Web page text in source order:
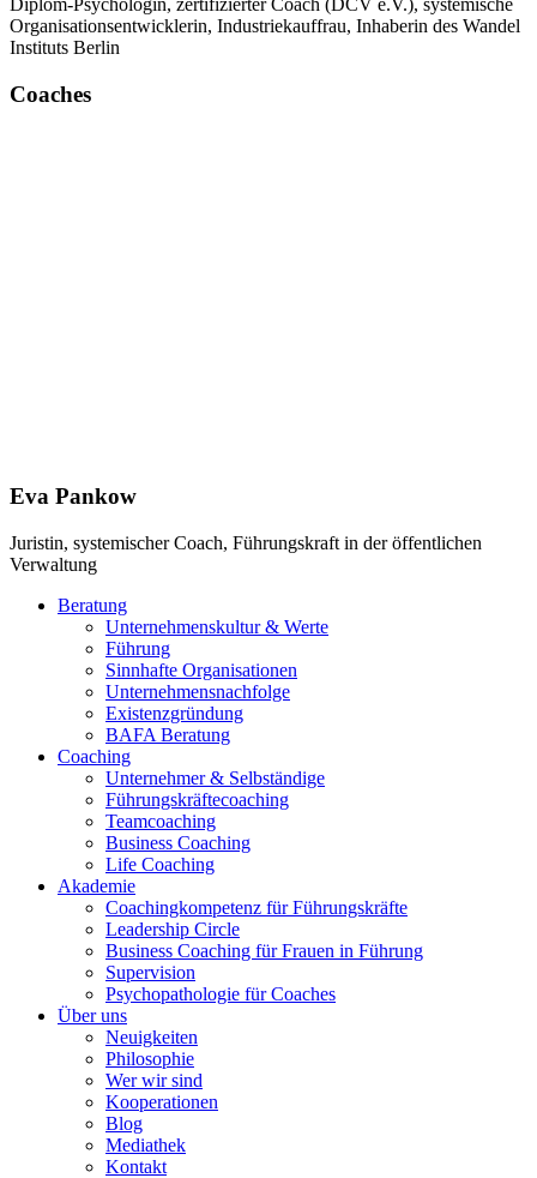
Diplom-Psychologin, zertifizierter Coach (DCV e.V.), systemische
Organisationsentwicklerin, Industriekauffrau, Inhaberin des Wandel
Instituts Berlin
Coaches
Eva Pankow
Juristin, systemischer Coach, Führungskraft in der öffentlichen
Verwaltung
Beratung
Unternehmenskultur & Werte
Führung
Sinn­hafte Organisa­tionen
Unternehmensnachfolge
Existenzgründung
BAFA Beratung
Coaching
Unternehmer & Selbständige
Führungskräfte­coaching
Teamcoaching
Business Coaching
Life Coaching
Akademie
Coaching­kompetenz für Führungs­kräfte
Leadership Circle
Business Coaching für Frauen in Führung
Supervision
Psychopathologie für Coaches
Über uns
Neuigkeiten
Philosophie
Wer wir sind
Kooperationen
Blog
Mediathek
Kontakt